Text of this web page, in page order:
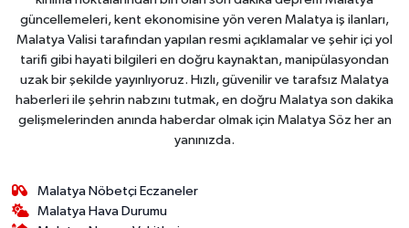
güncellemeleri, kent ekonomisine yön veren Malatya iş ilanları,
Malatya Valisi tarafından yapılan resmi açıklamalar ve şehir içi yol
tarifi gibi hayati bilgileri en doğru kaynaktan, manipülasyondan
uzak bir şekilde yayınlıyoruz. Hızlı, güvenilir ve tarafsız Malatya
haberleri ile şehrin nabzını tutmak, en doğru Malatya son dakika
gelişmelerinden anında haberdar olmak için Malatya Söz her an
yanınızda.
Malatya Nöbetçi Eczaneler
Malatya Hava Durumu